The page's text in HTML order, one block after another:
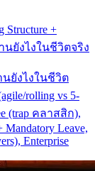
Structure +
านยังไงในชีวิตจริง
นยังไงในชีวิต
rolling vs 5-
(trap คลาสสิก),
Mandatory Leave,
Enterprise